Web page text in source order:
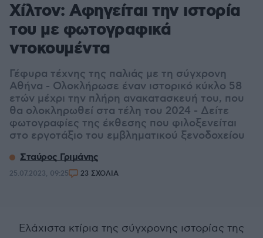
Χίλτον: Αφηγείται την ιστορία
του με φωτογραφικά
ντοκουμέντα
Γέφυρα τέχνης της παλιάς με τη σύγχρονη
Αθήνα - Ολοκλήρωσε έναν ιστορικό κύκλο 58
ετών μέχρι την πλήρη ανακατασκευή του, που
θα ολοκληρωθεί στα τέλη του 2024 - Δείτε
φωτογραφίες της έκθεσης που φιλοξενείται
στο εργοτάξιο του εμβληματικού ξενοδοχείου
Σταύρος Γριμάνης
25.07.2023, 09:25 23 ΣΧΟΛΙΑ
Ελάχιστα κτίρια της σύγχρονης ιστορίας της